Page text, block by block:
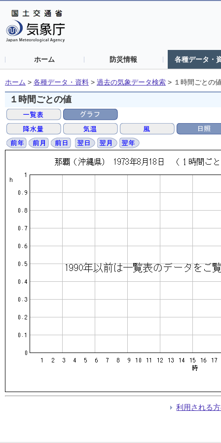
ホーム 防災情報 各種データ・
ホーム > 各種データ・資料 > 過去の気象データ検索 > １時間ごとの
１時間ごとの値
利用される